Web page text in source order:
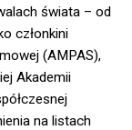
świata – od
członkini
(AMPAS),
Akademii
na listach